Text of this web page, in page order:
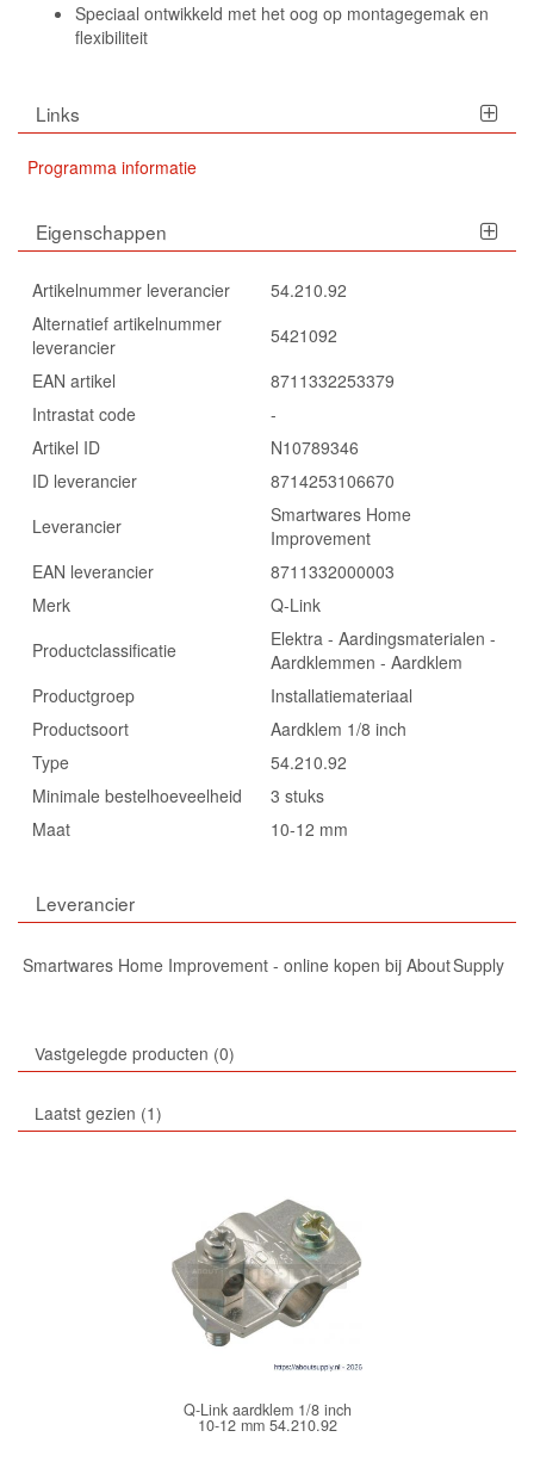
Speciaal ontwikkeld met het oog op montagegemak en
flexibiliteit
Links
Programma informatie
Eigenschappen
Artikelnummer leverancier
54.210.92
Alternatief artikelnummer
leverancier
5421092
EAN artikel
8711332253379
Intrastat code
-
Artikel ID
N10789346
ID leverancier
8714253106670
Leverancier
Smartwares Home
Improvement
EAN leverancier
8711332000003
Merk
Q-Link
Productclassificatie
Elektra - Aardingsmaterialen -
Aardklemmen - Aardklem
Productgroep
Installatiemateriaal
Productsoort
Aardklem 1/8 inch
Type
54.210.92
Minimale bestelhoeveelheid
3 stuks
Maat
10-12 mm
Leverancier
Smartwares Home Improvement - online kopen bij About Supply
Vastgelegde producten 0
Laatst gezien 1
Q-Link aardklem 1/8 inch
10-12 mm 54.210.92